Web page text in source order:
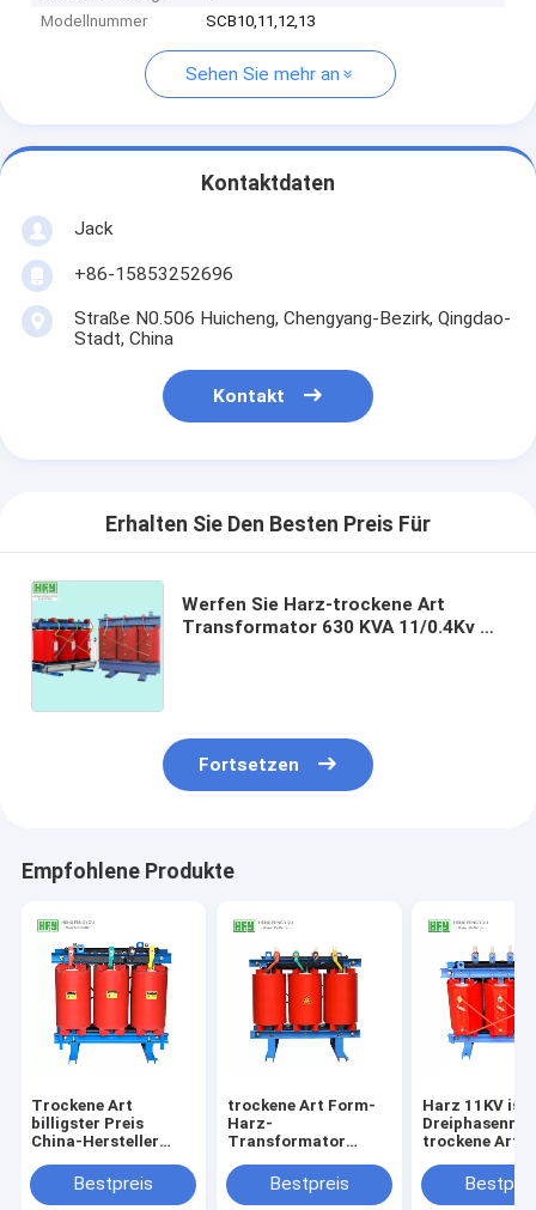
Modellnummer
SCB10,11,12,13
Sehen Sie mehr an
Kontaktdaten
Jack
+86-15853252696
Straße N0.506 Huicheng, Chengyang-Bezirk, Qingdao-
Stadt, China
Kontakt
Erhalten Sie Den Besten Preis Für
Werfen Sie Harz-trockene Art
Transformator 630 KVA 11/0.4Kv 30
Fortsetzen
Empfohlene Produkte
Trockene Art
billigster Preis
China-Hersteller
500kva 800kva des
Transformators
Bestpreis
trockene Art Form-
Harz-
Transformator
Inneninstallation
Bestpreis
Harz 11KV
trockene Art